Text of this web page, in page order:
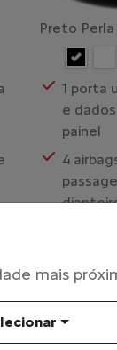
Preto
1 porta
e
painel
4
Alarme
+ Ver
mais